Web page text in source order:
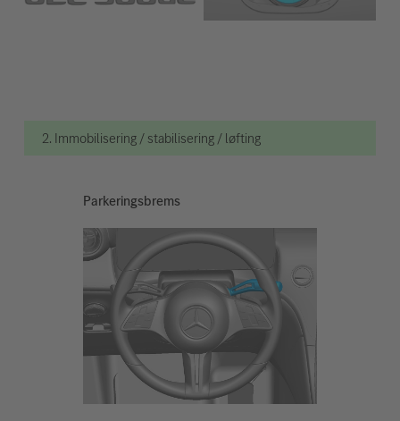
2. Immobilisering / stabilisering / løfting
Parkeringsbrems